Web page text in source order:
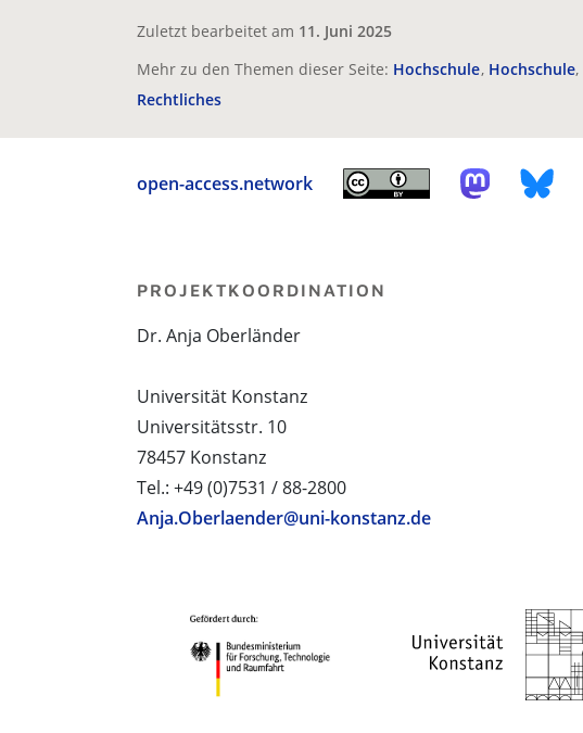
Zuletzt bearbeitet am 11. Juni 2025
Mehr zu den Themen dieser Seite: Hochschule Hochschule
Rechtliches
open-access.network
PROJEKTKOORDINATION
Dr. Anja Oberländer
Universität Konstanz
Universitätsstr. 10
78457 Konstanz
Tel.: +49 (0)7531 / 88-2800
Anja.Oberlaender@uni-konstanz.de